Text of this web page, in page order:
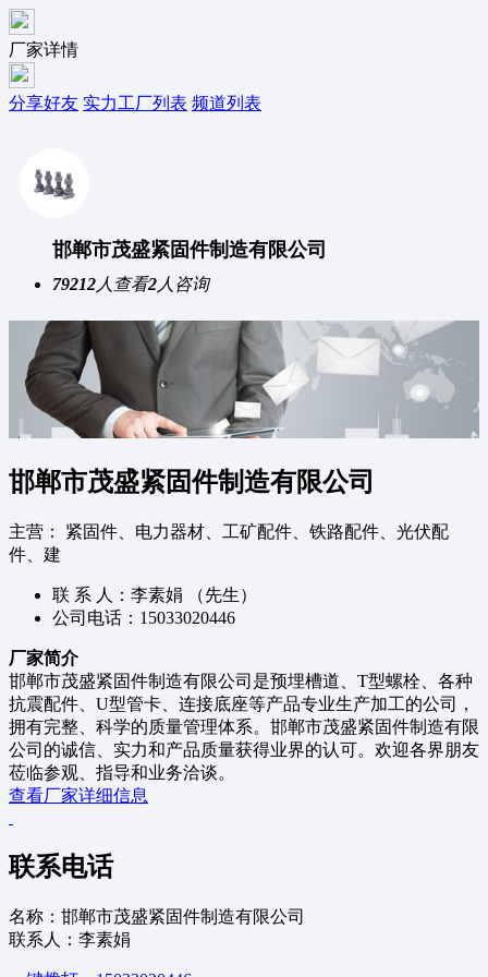
厂家详情
分享好友 实力工厂列表 频道列表
邯郸市茂盛紧固件制造有限公司
79212 人查看2 人咨询
邯郸市茂盛紧固件制造有限公司
主营： 紧固件、电力器材、工矿配件、铁路配件、光伏配
件、建
联 系 人：李素娟 （先生）
公司电话：15033020446
厂家简介
邯郸市茂盛紧固件制造有限公司是预埋槽道、T型螺栓、各种
抗震配件、U型管卡、连接底座等产品专业生产加工的公司，
拥有完整、科学的质量管理体系。邯郸市茂盛紧固件制造有限
公司的诚信、实力和产品质量获得业界的认可。欢迎各界朋友
莅临参观、指导和业务洽谈。
查看厂家详细信息
联系电话
名称：邯郸市茂盛紧固件制造有限公司
联系人：李素娟